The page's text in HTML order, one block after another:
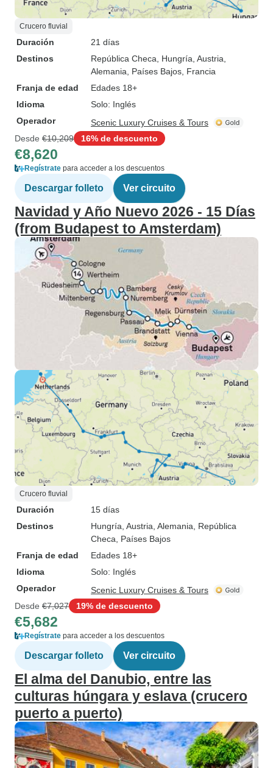
Crucero fluvial
Duración
21 días
Destinos
República Checa , Hungría , Austria
Alemania , Países Bajos , Francia
Franja de edad
Edades 18+
Idioma
Solo: Inglés
Operador
Scenic Luxury Cruises & Tours
Desde €10,209 16% de descuento
€8,620
Regístrate para acceder a los descuentos
Descargar folleto Ver circuito
Navidad y Año Nuevo 2026 - 15 Días
(from Budapest to Amsterdam)
Crucero fluvial
Duración
15 días
Destinos
Hungría , Austria , Alemania , República
Checa , Países Bajos
Franja de edad
Edades 18+
Idioma
Solo: Inglés
Operador
Scenic Luxury Cruises & Tours
Desde €7,027 19% de descuento
€5,682
Regístrate para acceder a los descuentos
Descargar folleto Ver circuito
El alma del Danubio, entre las
culturas húngara y eslava (crucero
puerto a puerto)